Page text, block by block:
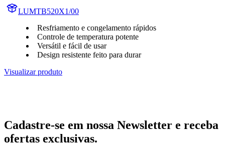
LUMTB520X1/00
Resfriamento e congelamento rápidos
Controle de temperatura potente
Versátil e fácil de usar
Design resistente feito para durar
Visualizar produto
Cadastre-se em nossa Newsletter e receba
ofertas exclusivas.